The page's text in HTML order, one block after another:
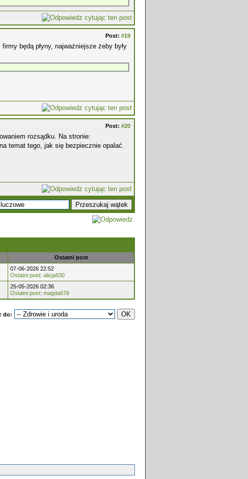
Post: #19
będą płyny, najważniejsze żeby były
Post: #20
rozsądku. Na stronie:
temat tego, jak się bezpiecznie opalać.
Ostatni post
07-06-2026 22:52
Ostatni post: alicja930
25-05-2026 02:36
Ostatni post: magda676
do: